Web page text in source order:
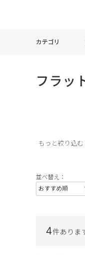
カテゴリ
フラッ
もっと絞り込む
並べ替え：
4件ありま